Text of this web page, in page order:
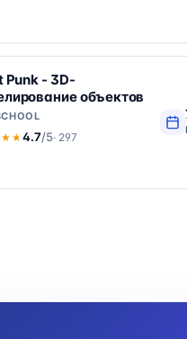
Punk - 3D-
объектов
4.7/5· 297